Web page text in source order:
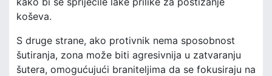
koševa.
S druge strane, ako protivnik nema sposobnost
šutiranja, zona može biti agresivnija u zatvaranju
šutera, omogućujući braniteljima da se fokusiraju na